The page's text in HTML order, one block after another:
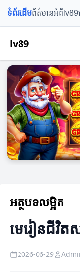
ទំព័រដើមព័ត៌មានអំពីlv89
lv89
អត្ថបទលម្អិត
មេរៀនជីវិ
2026-06-29